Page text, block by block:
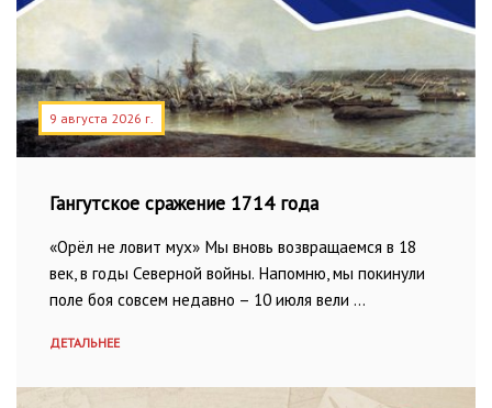
9 августа 2026 г.
Гангутское сражение 1714 года
«Орёл не ловит мух» Мы вновь возвращаемся в 18
век, в годы Северной войны. Напомню, мы покинули
поле боя совсем недавно – 10 июля вели …
ДЕТАЛЬНЕЕ